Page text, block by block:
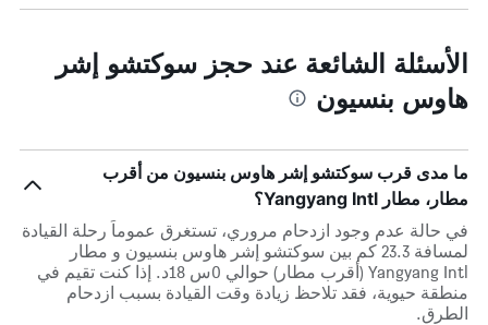
الأسئلة الشائعة عند حجز سوكتشو إشر
هاوس بنسيون
ما مدى قرب سوكتشو إشر هاوس بنسيون من أقرب
مطار، مطار Yangyang Intl؟
في حالة عدم وجود ازدحام مروري، تستغرق عموماً رحلة القيادة
لمسافة 23.3 كم بين سوكتشو إشر هاوس بنسيون و مطار
Yangyang Intl (أقرب مطار) حوالي 0س 18د. إذا كنت تقيم في
منطقة حيوية، فقد تلاحظ زيادة وقت القيادة بسبب ازدحام
الطرق.